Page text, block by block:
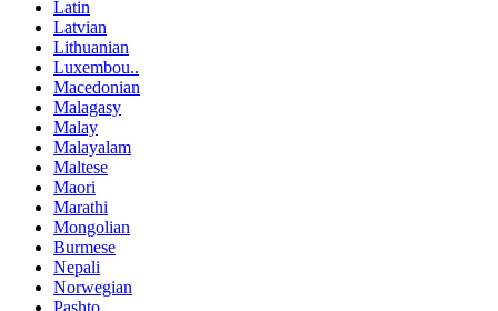
Latin
Latvian
Lithuanian
Luxembou..
Macedonian
Malagasy
Malay
Malayalam
Maltese
Maori
Marathi
Mongolian
Burmese
Nepali
Norwegian
Pashto